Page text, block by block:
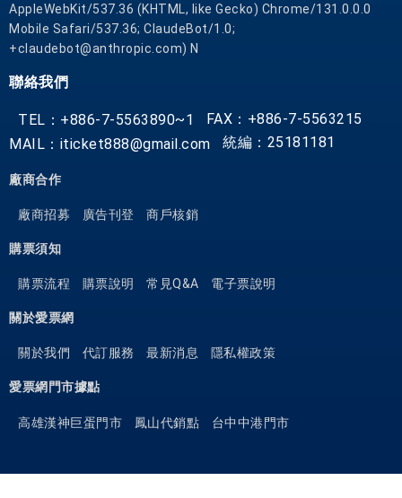
AppleWebKit/537.36 (KHTML, like Gecko) Chrome/131.0.0.0
Mobile Safari/537.36; ClaudeBot/1.0;
+claudebot@anthropic.com) N
聯絡我們
TEL：+886-7-5563890~1
FAX：+886-7-5563215
MAIL：iticket888@gmail.com
統編：25181181
廠商合作
廠商招募 廣告刊登 商戶核銷
購票須知
購票流程 購票說明 常見Q&A 電子票說明
關於愛票網
關於我們 代訂服務 最新消息 隱私權政策
愛票網門市據點
高雄漢神巨蛋門市 鳳山代銷點 台中中港門市